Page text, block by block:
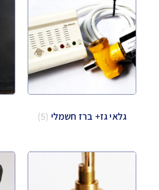
גלאי גז+ ברז חשמלי (5)